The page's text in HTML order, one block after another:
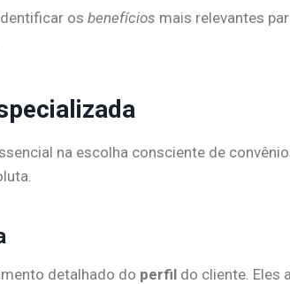
os benefícios mais relevantes
na escolha consciente de
detalhado do perfil do cliente. Eles